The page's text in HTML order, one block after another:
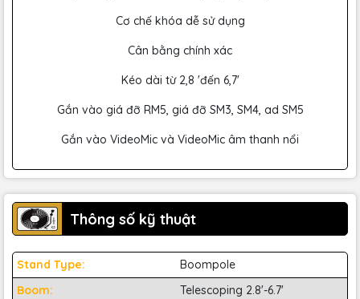
Cơ chế khóa dễ sử dụng
Cân bằng chính xác
Kéo dài từ 2,8 'đến 6,7'
Gắn vào giá đỡ RM5, giá đỡ SM3, SM4, ad SM5
Gắn vào VideoMic và VideoMic âm thanh nổi
Thông số kỹ thuật
Stand Type:
Boompole
Boom:
Telescoping 2.8'-6.7'